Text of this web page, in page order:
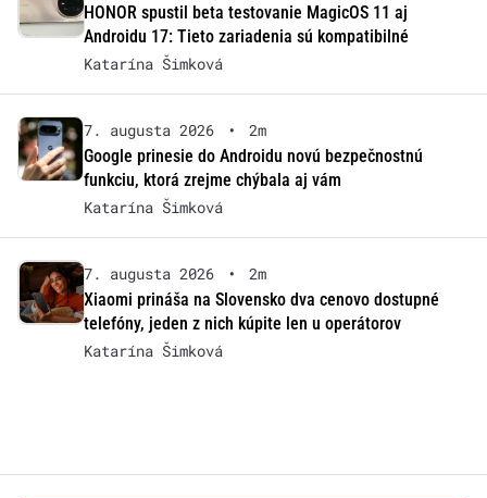
HONOR spustil beta testovanie MagicOS 11 aj
Androidu 17: Tieto zariadenia sú kompatibilné
Katarína Šimková
7. augusta 2026 •
2m
Google prinesie do Androidu novú bezpečnostnú
funkciu, ktorá zrejme chýbala aj vám
Katarína Šimková
7. augusta 2026 •
2m
Xiaomi prináša na Slovensko dva cenovo dostupné
telefóny, jeden z nich kúpite len u operátorov
Katarína Šimková